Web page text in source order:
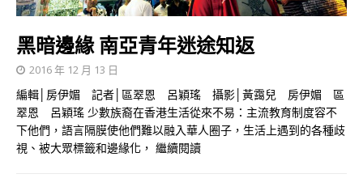
黑暗邊緣 南亞青年迷途知返
2016 年 12 月 13 日
編輯│房伊媚 記者│區翠恩 呂穎瑤 攝影│黃靄兒 房伊媚 區
翠恩 呂穎瑤 少數族裔在香港生活從來不易：主流教育制度容不
下他們，語言隔膜使他們難以融入華人圈子，生活上遇到的各種歧
視、被大眾標籤和邊緣化， 繼續閱讀